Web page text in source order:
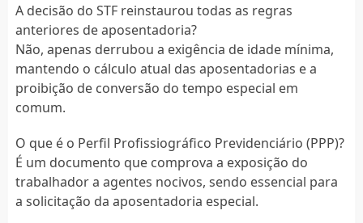
A decisão do STF reinstaurou todas as regras
anteriores de aposentadoria?
Não, apenas derrubou a exigência de idade mínima,
mantendo o cálculo atual das aposentadorias e a
proibição de conversão do tempo especial em
comum.
O que é o Perfil Profissiográfico Previdenciário (PPP)?
É um documento que comprova a exposição do
trabalhador a agentes nocivos, sendo essencial para
a solicitação da aposentadoria especial.